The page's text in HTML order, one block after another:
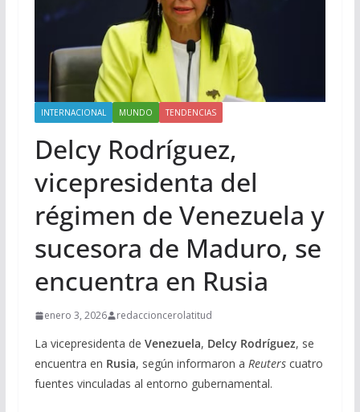
INTERNACIONAL MUNDO TENDENCIAS
Delcy Rodríguez,
vicepresidenta del
régimen de Venezuela y
sucesora de Maduro, se
encuentra en Rusia
enero 3, 2026 redaccioncerolatitud
La vicepresidenta de Venezuela, Delcy Rodríguez, se
encuentra en Rusia, según informaron a Reuterscuatro
fuentes vinculadas al entorno gubernamental.